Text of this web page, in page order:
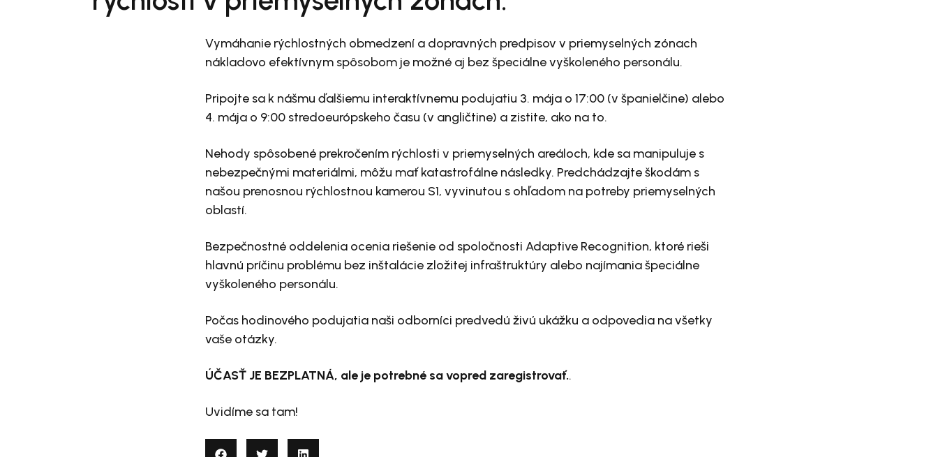
Vymáhanie rýchlostných obmedzení a dopravných predpisov v priemyselných zónach
nákladovo efektívnym spôsobom je možné aj bez špeciálne vyškoleného personálu.
Pripojte sa k nášmu ďalšiemu interaktívnemu podujatiu 3. mája o 17:00 (v španielčine) alebo
4. mája o 9:00 stredoeurópskeho času (v angličtine) a zistite, ako na to.
Nehody spôsobené prekročením rýchlosti v priemyselných areáloch, kde sa manipuluje s
nebezpečnými materiálmi, môžu mať katastrofálne následky. Predchádzajte škodám s
našou prenosnou rýchlostnou kamerou S1, vyvinutou s ohľadom na potreby priemyselných
oblastí.
Bezpečnostné oddelenia ocenia riešenie od spoločnosti Adaptive Recognition, ktoré rieši
hlavnú príčinu problému bez inštalácie zložitej infraštruktúry alebo najímania špeciálne
vyškoleného personálu.
Počas hodinového podujatia naši odborníci predvedú živú ukážku a odpovedia na všetky
vaše otázky.
ÚČASŤ JE BEZPLATNÁ, ale je potrebné sa vopred zaregistrovať..
Uvidíme sa tam!